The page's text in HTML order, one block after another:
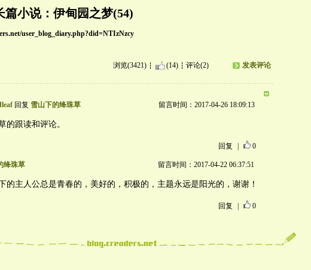
篇小说：伊甸园之梦(54)
user_blog_diary.php?did=NTIzNzcy
浏览(3421) (14) 评论(2) 发表评论
回复 雪山下的绛珠草 留言时间：2017-04-26 18:09:13
的跟读和评论。
回复 0
绛珠草 留言时间：2017-04-22 06:37:51
的主人公总是青春的，美好的，积极的，主题永远是阳光的，谢谢！
回复 0